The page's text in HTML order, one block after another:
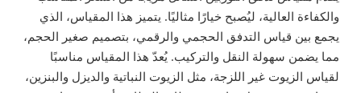
والكفاءة العالية، ليُصبح خيارًا مثاليًا. يتميز هذا المقياس، الذي
يجمع بين قياس التدفق الحجمي والرقمي، بتصميم صغير الحجم،
مما يضمن سهولة النقل والتركيب. يُعدّ هذا المقياس مناسبًا
لقياس الزيوت غير اللزجة، مثل الزيوت النباتية والديزل والبنزين،